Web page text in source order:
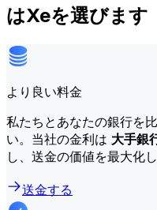
はXeを選びます
より良い料金
私たちとあなたの銀行を
い。当社の金利は 大手銀
し、送金の価値を最大化し
送金する